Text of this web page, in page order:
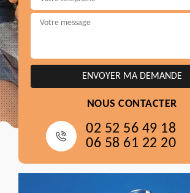
NOUS CONTACTER
02 52 56 49 18
06 58 61 22 20